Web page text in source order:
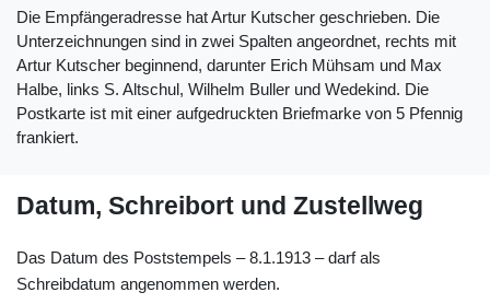
Die Empfängeradresse hat Artur Kutscher geschrieben. Die
Unterzeichnungen sind in zwei Spalten angeordnet, rechts mit
Artur Kutscher beginnend, darunter Erich Mühsam und Max
Halbe, links S. Altschul, Wilhelm Buller und Wedekind. Die
Postkarte ist mit einer aufgedruckten Briefmarke von 5 Pfennig
frankiert.
Datum, Schreibort und Zustellweg
Das Datum des Poststempels ‒ 8.1.1913 ‒ darf als
Schreibdatum angenommen werden.